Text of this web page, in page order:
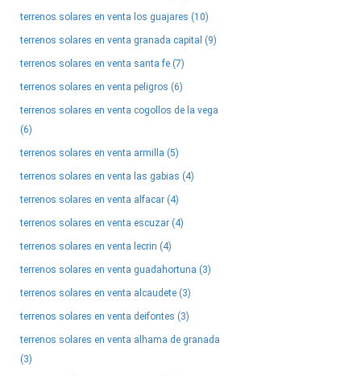
terrenos solares en venta los guajares (10)
terrenos solares en venta granada capital (9)
terrenos solares en venta santa fe (7)
terrenos solares en venta peligros (6)
terrenos solares en venta cogollos de la vega
(6)
terrenos solares en venta armilla (5)
terrenos solares en venta las gabias (4)
terrenos solares en venta alfacar (4)
terrenos solares en venta escuzar (4)
terrenos solares en venta lecrin (4)
terrenos solares en venta guadahortuna (3)
terrenos solares en venta alcaudete (3)
terrenos solares en venta deifontes (3)
terrenos solares en venta alhama de granada
(3)